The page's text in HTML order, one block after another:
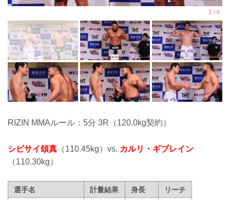
RIZIN MMAルール：5分 3R（120.0kg契約）
シビサイ頌真 （110.45kg）vs. カルリ・ギブレイン
（110.30kg）
選手名 計量結果 身長 リーチ